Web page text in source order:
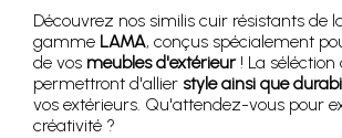
Découvrez nos similis cuir résistants de
gamme LAMA, conçus spécialement
de vos meubles d'extérieur ! La
permettront d'allier style ainsi que
vos extérieurs. Qu'attendez-vous pour
créativité ?